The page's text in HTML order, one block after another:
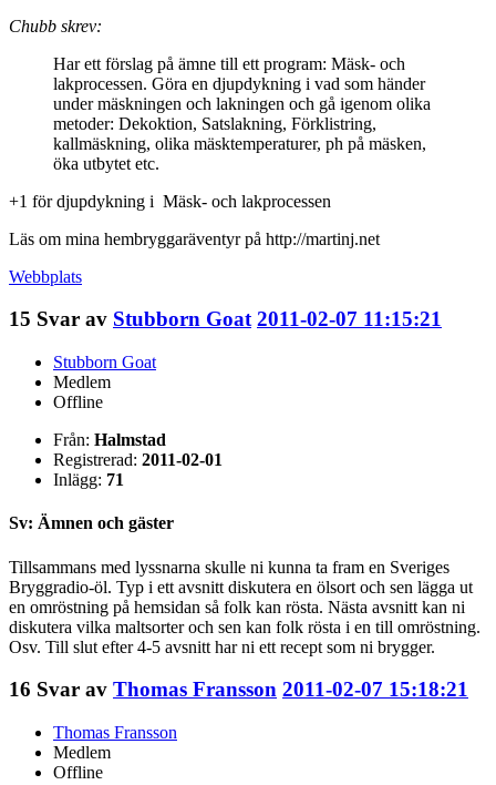
Chubb skrev:
Har ett förslag på ämne till ett program: Mäsk- och
lakprocessen. Göra en djupdykning i vad som händer
under mäskningen och lakningen och gå igenom olika
metoder: Dekoktion, Satslakning, Förklistring,
kallmäskning, olika mäsktemperaturer, ph på mäsken,
öka utbytet etc.
+1 för djupdykning i Mäsk- och lakprocessen
Läs om mina hembryggaräventyr på http://martinj.net
Webbplats
15 Svar av Stubborn Goat 2011-02-07 11:15:21
Stubborn Goat
Medlem
Offline
Från: Halmstad
Registrerad: 2011-02-01
Inlägg: 71
Sv: Ämnen och gäster
Tillsammans med lyssnarna skulle ni kunna ta fram en Sveriges
Bryggradio-öl. Typ i ett avsnitt diskutera en ölsort och sen lägga ut
en omröstning på hemsidan så folk kan rösta. Nästa avsnitt kan ni
diskutera vilka maltsorter och sen kan folk rösta i en till omröstning.
Osv. Till slut efter 4-5 avsnitt har ni ett recept som ni brygger.
16 Svar av Thomas Fransson 2011-02-07 15:18:21
Thomas Fransson
Medlem
Offline